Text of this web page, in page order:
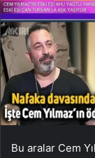
Bu aralar Cem